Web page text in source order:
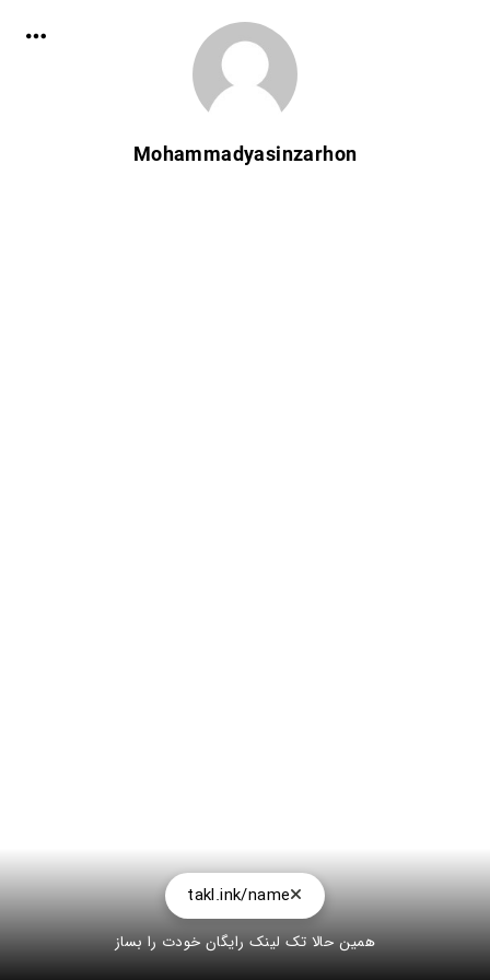
Mohammadyasinzarhon
takl.ink/name
همین حالا تک لینک رایگان خودت را بساز